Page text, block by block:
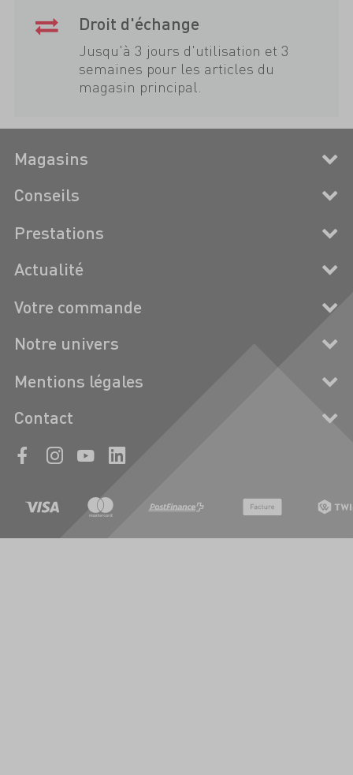
Droit d'échange
Jusqu'à 3 jours d'utilisation et 3
semaines pour les articles du
magasin principal.
Magasins
Conseils
Prestations
Actualité
Votre commande
Notre univers
Mentions légales
Contact